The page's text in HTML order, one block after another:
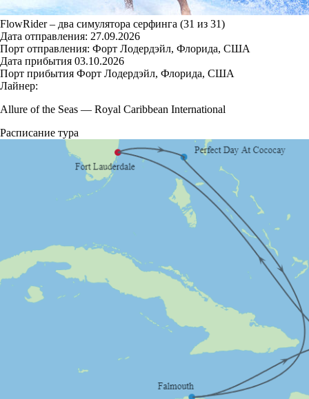
FlowRider – два симулятора серфинга (31 из 31)
Дата отправления: 27.09.2026
Порт отправления: Форт Лодердэйл, Флорида, США
Дата прибытия 03.10.2026
Порт прибытия Форт Лодердэйл, Флорида, США
Лайнер:
Allure of the Seas — Royal Caribbean International
Расписание тура